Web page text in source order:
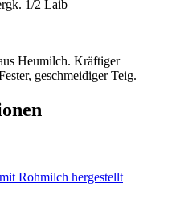
1/2 Laib
Heumilch. Kräftiger
geschmeidiger Teig.
Rohmilch hergestellt